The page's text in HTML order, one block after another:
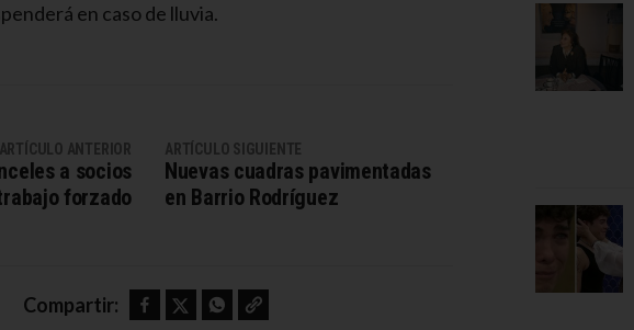
en caso de lluvia.
ARTÍCULO ANTERIOR
a socios
forzado
ARTÍCULO SIGUIENTE
Nuevas cuadras pavimentadas
en Barrio Rodríguez
Compartir: Facebook Twitter WhatsApp Copy link